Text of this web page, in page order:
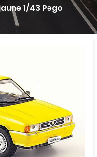
1/43 Pego